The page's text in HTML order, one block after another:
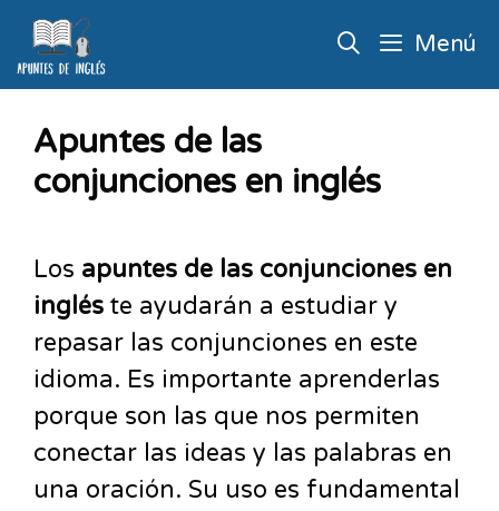
Menú
Apuntes de las
conjunciones en inglés
Los apuntes de las conjunciones en
inglés te ayudarán a estudiar y
repasar las conjunciones en este
idioma. Es importante aprenderlas
porque son las que nos permiten
conectar las ideas y las palabras en
una oración. Su uso es fundamental